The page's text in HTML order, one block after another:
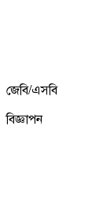
জেবি/এসবি
বিজ্ঞাপন